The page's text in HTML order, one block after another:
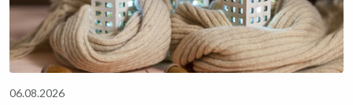
06.08.2026